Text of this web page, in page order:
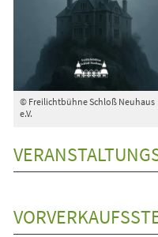
© Freilichtbühne Schloß Neuhaus
e.V.